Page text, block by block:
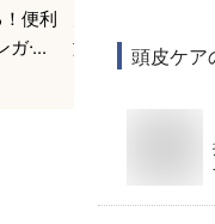
便利
ガー
旅行用リュックの
すすめは？
頭皮ケア